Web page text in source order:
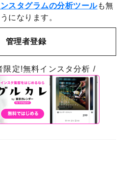
スタグラムの分析ツールも無
になります。
管理者登録
限定!無料インスタ分析 /